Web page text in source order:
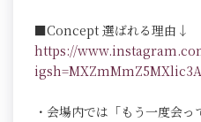
■Concept 選ばれる理由↓
https://
・会場内では「もう一度会